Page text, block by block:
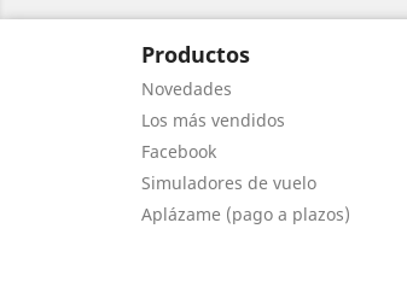
Productos
Novedades
Los más vendidos
Facebook
Simuladores de vuelo
Aplázame (pago a plazos)